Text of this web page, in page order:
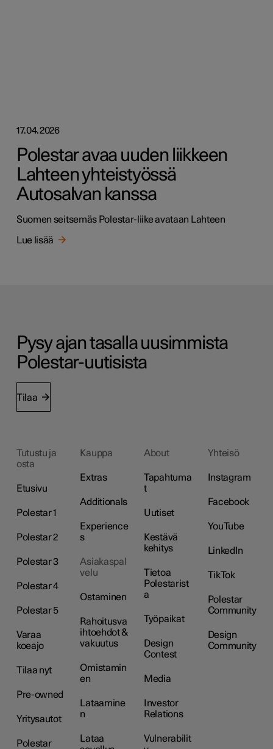
17.04.2026
Polestar avaa uuden liikkeen
Lahteen yhteistyössä
Autosalvan kanssa
Suomen seitsemäs Polestar-liike avataan Lahteen
Lue lisää
Pysy ajan tasalla uusimmista
Polestar-uutisista
Tilaa
Tutustu ja
osta
Etusivu
Polestar 1
Polestar 2
Polestar 3
Polestar 4
Polestar 5
Varaa
koeajo
Tilaa nyt
Pre-owned
Yritysautot
Polestar
Kauppa
Extras
Additionals
Experience
s
Asiakaspal
velu
Ostaminen
Rahoitusva
ihtoehdot &
vakuutus
Omistamin
en
Lataamine
n
Lataa
About
Tapahtuma
t
Uutiset
Kestävä
kehitys
Tietoa
Polestarist
a
Työpaikat
Design
Contest
Media
Investor
Relations
Vulnerabilit
Yhteisö
Instagram
Facebook
YouTube
LinkedIn
TikTok
Polestar
Community
Design
Community